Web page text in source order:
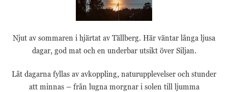
Njut av sommaren i hjärtat avTällberg. Här väntar långa ljusa
dagar, god mat och en underbar utsikt över Siljan.
Låt dagarna fyllas av avkoppling, naturupplevelser och stunder
att minnas – från lugna morgnar i solen till ljumma